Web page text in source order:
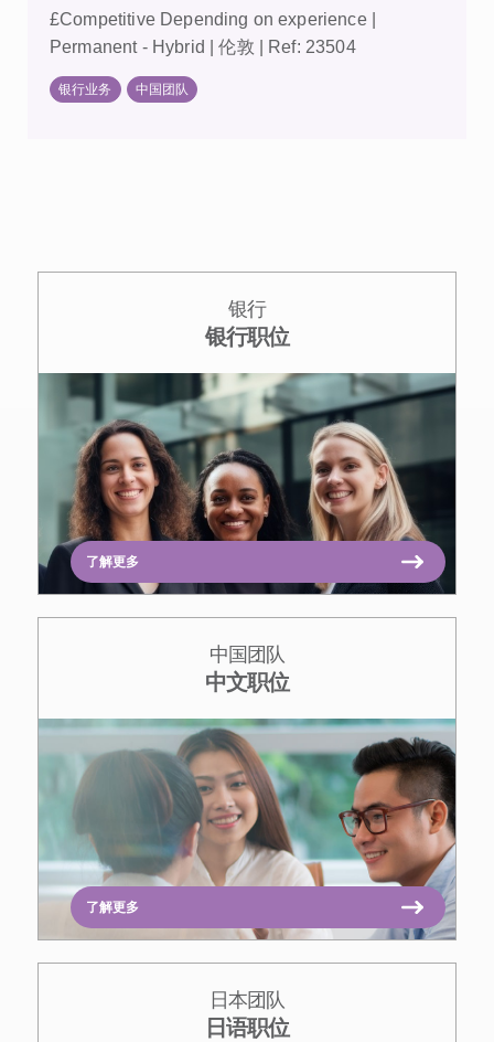
£Competitive Depending on experience |
Permanent - Hybrid | 伦敦 | Ref: 23504
银行业务 中国团队
银行
银行职位
了解更多
中国团队
中文职位
了解更多
日本团队
日语职位